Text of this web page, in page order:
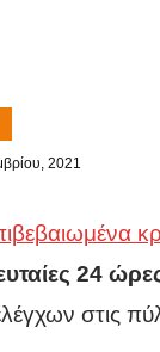
2021
24
στις